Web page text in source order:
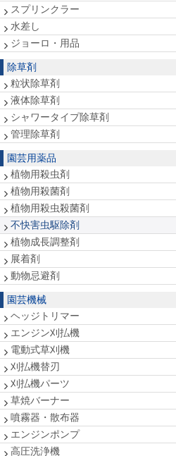
スプリンクラー
水差し
ジョーロ・用品
除草剤
粒状除草剤
液体除草剤
シャワータイプ除草剤
管理除草剤
園芸用薬品
植物用殺虫剤
植物用殺菌剤
植物用殺虫殺菌剤
不快害虫駆除剤
植物成長調整剤
展着剤
動物忌避剤
園芸機械
ヘッジトリマー
エンジン刈払機
電動式草刈機
刈払機替刃
刈払機パーツ
草焼バーナー
噴霧器・散布器
エンジンポンプ
高圧洗浄機